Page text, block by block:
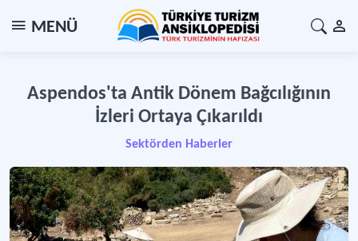
MENÜ
Aspendos'ta Antik Dönem Bağcılığının
İzleri Ortaya Çıkarıldı
Sektörden Haberler